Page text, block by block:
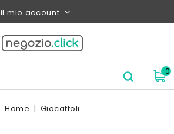
il mio account
0
Home Giocattoli